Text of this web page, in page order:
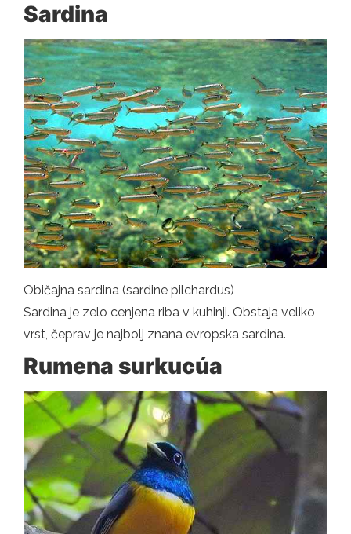
Sardina
Običajna sardina (sardine pilchardus)
Sardina je zelo cenjena riba v kuhinji. Obstaja veliko
vrst, čeprav je najbolj znana evropska sardina.
Rumena surkucúa